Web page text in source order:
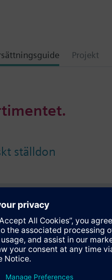
Projekt
ställdon